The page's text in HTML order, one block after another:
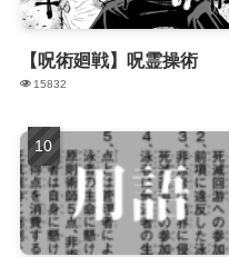
【呪術廻戦】呪霊操術
15832